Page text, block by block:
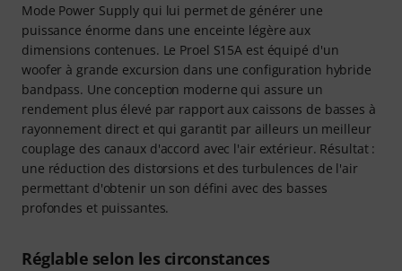
Mode Power Supply qui lui permet de générer une
puissance énorme dans une enceinte légère aux
dimensions contenues. Le Proel S15A est équipé d'un
woofer à grande excursion dans une configuration hybride
bandpass. Une conception moderne qui assure un
rendement plus élevé par rapport aux caissons de basses à
rayonnement direct et qui garantit par ailleurs un meilleur
couplage des canaux d'accord avec l'air extérieur. Résultat :
une réduction des distorsions et des turbulences de l'air
permettant d'obtenir un son défini avec des basses
profondes et puissantes.
Réglable selon les circonstances